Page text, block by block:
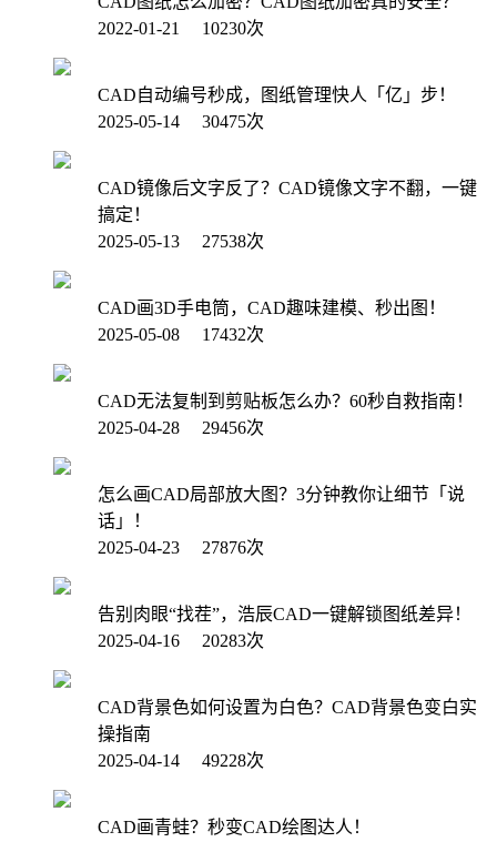
2022-01-21 10230次
CAD自动编号秒成，图纸管理快人「亿」步！
2025-05-14 30475次
CAD镜像后文字反了？CAD镜像文字不翻，一键
搞定！
2025-05-13 27538次
CAD画3D手电筒，CAD趣味建模、秒出图！
2025-05-08 17432次
CAD无法复制到剪贴板怎么办？60秒自救指南！
2025-04-28 29456次
怎么画CAD局部放大图？3分钟教你让细节「说
话」！
2025-04-23 27876次
告别肉眼“找茬”，浩辰CAD一键解锁图纸差异！
2025-04-16 20283次
CAD背景色如何设置为白色？CAD背景色变白实
操指南
2025-04-14 49228次
CAD画青蛙？秒变CAD绘图达人！